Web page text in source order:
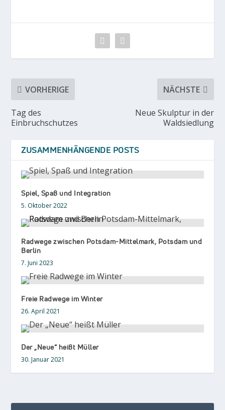
VORHERIGE
Tag des
Einbruchschutzes
NÄCHSTE
Neue Skulptur in der
Waldsiedlung
ZUSAMMENHÄNGENDE POSTS
Spiel, Spaß und Integration
5. Oktober 2022
Radwege zwischen Potsdam-Mittelmark, Potsdam und
Berlin
7. Juni 2023
Freie Radwege im Winter
26. April 2021
Der „Neue“ heißt Müller
30. Januar 2021